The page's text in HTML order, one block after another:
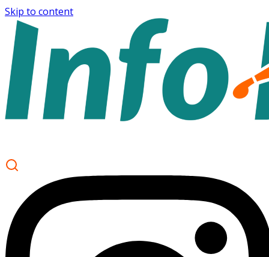
Skip to content